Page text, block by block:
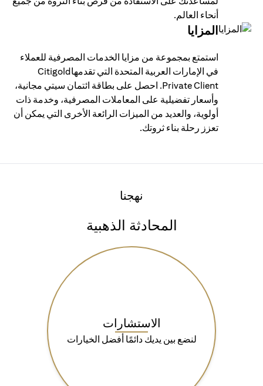
أنحاء العالم.
المزايا
استمتع بمجموعة من مزايا الخدمات المصرفية للعملاء
في الإمارات العربية المتحدة التي تقدمهاCitigold
Private Client. احصل على بطاقة ائتمان سيتي مجانية،
وأسعار تفضيلية على المعاملات المصرفية، وخدمة ذات
أولوية، والعديد من الميزات الرائعة الأخرى التي يمكن أن
تعزز رحلة بناء ثروتك.
نهجنا
المحادثة الذهبية
الاستشارات
لنضع بين يديك دائمًا أفضل الخيارات